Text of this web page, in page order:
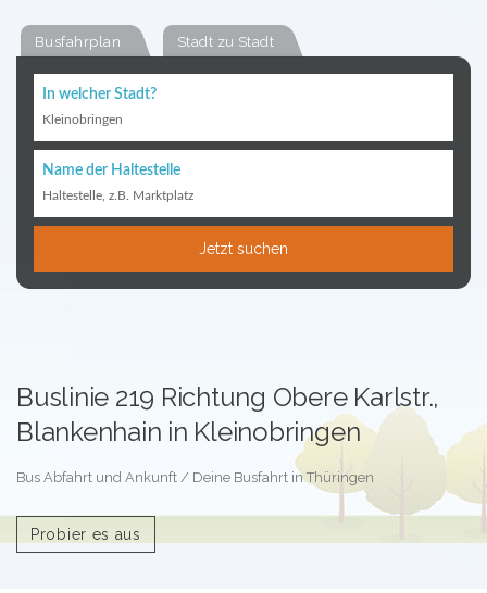
Busfahrplan Stadt zu Stadt
In welcher Stadt?
Kleinobringen
Name der Haltestelle
Haltestelle, z.B. Marktplatz
Jetzt suchen
Buslinie 219 Richtung Obere Karlstr.,
Blankenhain in Kleinobringen
Bus Abfahrt und Ankunft / Deine Busfahrt in Thüringen
Probier es aus